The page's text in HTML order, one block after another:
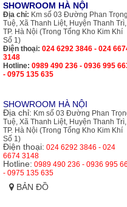
SHOWROOM HÀ NỘI
Địa chỉ: Km số 03 Đường Phan Trọng
Tuệ, Xã Thanh Liệt, Huyện Thanh Trì,
TP. Hà Nội (Trong Tổng Kho Kim Khí
Số 1)
Điện thoại: 024 6292 3846 - 024
3148
Hotline: 0989 490 236 - 0936 995
- 0975 135 635
SHOWROOM HÀ NỘI
Địa chỉ: Km số 03 Đường Phan
Tuệ, Xã Thanh Liệt, Huyện Thanh Trì,
TP. Hà Nội (Trong Tổng Kho Kim Khí
Số 1)
Điện thoại: 024 6292 3846 - 024
6674 3148
Hotline: 0989 490 236 - 0936 995
- 0975 135 635
BẢN ĐỒ